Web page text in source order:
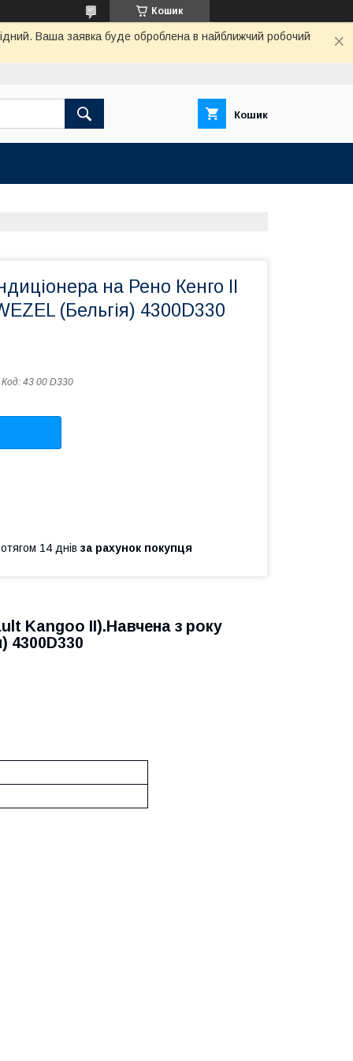
Кошик
Ваша заявка буде оброблена в найближчий робочий
Кошик
на Рено Кенго II
(Бельгія) 4300D330
Код: 43 00 D330
14 днів за рахунок покупця
Kangoo II).Навчена з року
4300D330